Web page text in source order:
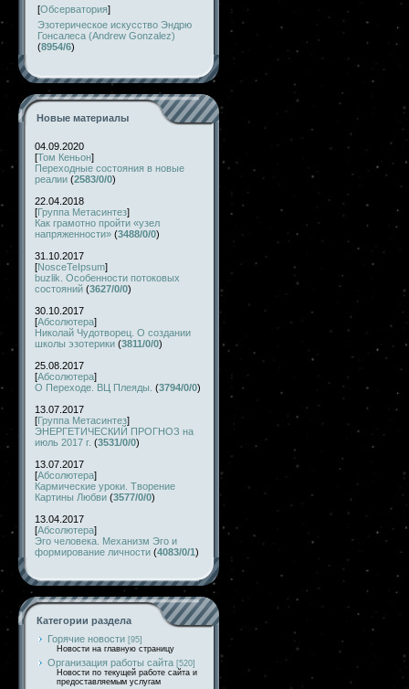
[Обсерватория]
Эзотерическое искусство Эндрю
Гонсалеса (Andrew Gonzalez)
(8954/6)
Новые материалы
04.09.2020
[Том Кеньон]
Переходные состояния в новые
реалии (2583/0/0)
22.04.2018
[Группа Метасинтез]
Как грамотно пройти «узел
напряженности» (3488/0/0)
31.10.2017
[NosceTeIpsum]
buzlik. Особенности потоковых
состояний (3627/0/0)
30.10.2017
[Абсолютера]
Николай Чудотворец. О создании
школы эзотерики (3811/0/0)
25.08.2017
[Абсолютера]
О Переходе. ВЦ Плеяды. (3794/0/0)
13.07.2017
[Группа Метасинтез]
ЭНЕРГЕТИЧЕСКИЙ ПРОГНОЗ на
июль 2017 г. (3531/0/0)
13.07.2017
[Абсолютера]
Кармические уроки. Творение
Картины Любви (3577/0/0)
13.04.2017
[Абсолютера]
Эго человека. Механизм Эго и
формирование личности (4083/0/1)
Категории раздела
Горячие новости [95]
Новости на главную страницу
Организация работы сайта [520]
Новости по текущей работе сайта и
предоставляемым услугам